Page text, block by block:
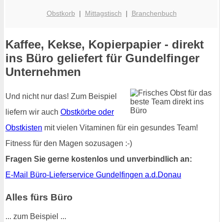
Obstkorb | Mittagstisch | Branchenbuch
Kaffee, Kekse, Kopierpapier - direkt
ins Büro geliefert für Gundelfinger
Unternehmen
Und nicht nur das! Zum Beispiel
liefern wir auch Obstkörbe oder
Obstkisten mit vielen Vitaminen für ein gesundes Team!
Fitness für den Magen sozusagen :-)
Fragen Sie gerne kostenlos und unverbindlich an:
E-Mail Büro-Lieferservice Gundelfingen a.d.Donau
Alles fürs Büro
... zum Beispiel ...